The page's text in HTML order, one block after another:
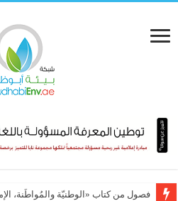
فصول من كتاب «الوطنيّة والمُواطَنة،